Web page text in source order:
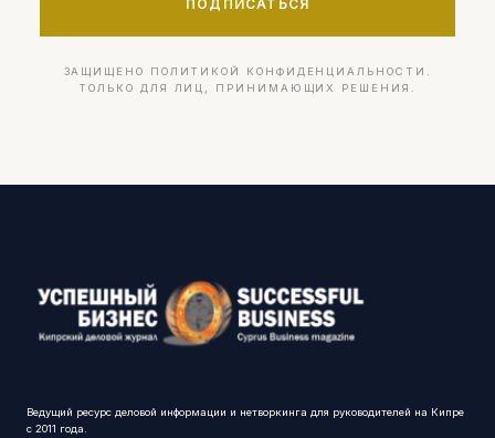
ПОДПИСАТЬСЯ
ЗАЩИЩЕНО ПОЛИТИКОЙ КОНФИДЕНЦИАЛЬНОСТИ.
ТОЛЬКО ДЛЯ ЛИЦ, ПРИНИМАЮЩИХ РЕШЕНИЯ.
Ведущий ресурс деловой информации и нетворкинга для руководителей на Кипре
с 2011 года.